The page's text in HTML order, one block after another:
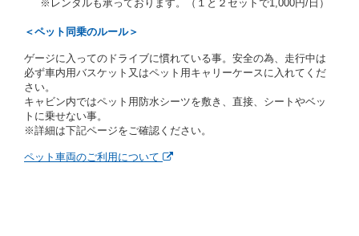
はその他の支払方法を指定することがあります。
借受人は契約後の借受期間の延長はできないものとし
当社は、借受人又は運転者が前3項に従わない場合
は、貸渡契約の締結を拒絶するとともに、予約を取消
申込金等の扱いについては、第4条第5項を適用するも
のとします。
第８条（貸渡契約の締結の拒絶）
借受人（運転者）が次の各号のいずれかに該当すると
※レンタルも承っております。（１と２セットで1,000円/日）
＜ペット同乗のルール＞
ゲージに入ってのドライブに慣れている事。安全の為、走行中は
必ず車内用バスケット又はペット用キャリーケースに入れてくだ
さい。
キャビン内ではペット用防水シーツを敷き、直接、シートやベッ
トに乗せない事。
※詳細は下記ページをご確認ください。
ペット車両のご利用について